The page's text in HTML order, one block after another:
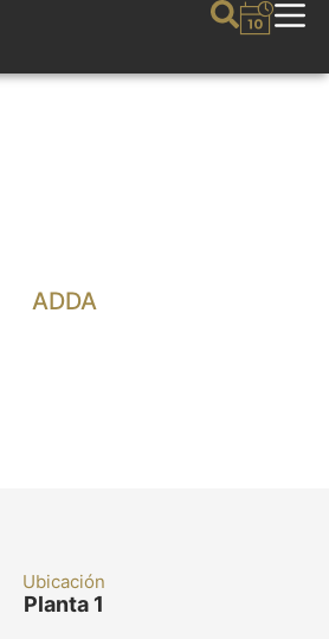
ADDA
Ubicación
Planta 1